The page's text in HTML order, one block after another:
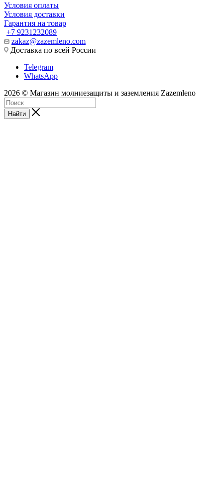
Условия оплаты
Условия доставки
Гарантия на товар
+7 9231232089
zakaz@zazemleno.com
Доставка по всей России
Telegram
WhatsApp
2026 © Магазин молниезащиты и заземления Zazemleno
Найти